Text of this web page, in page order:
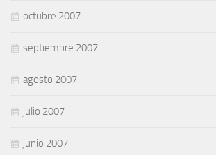
octubre 2007
septiembre 2007
agosto 2007
julio 2007
junio 2007